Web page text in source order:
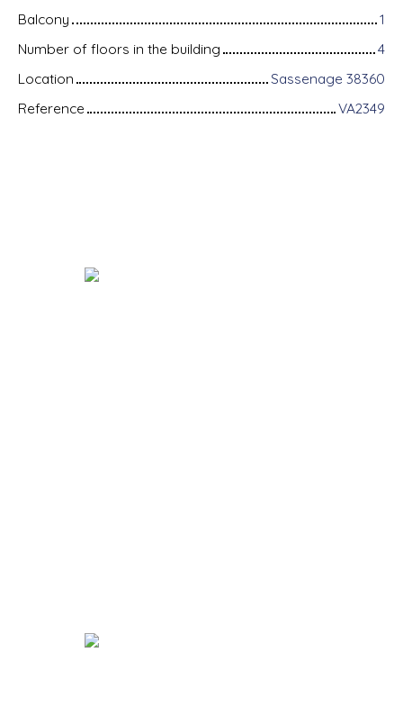
Balcony
1
Number of floors in the building
4
Location
Sassenage 38360
Reference
VA2349